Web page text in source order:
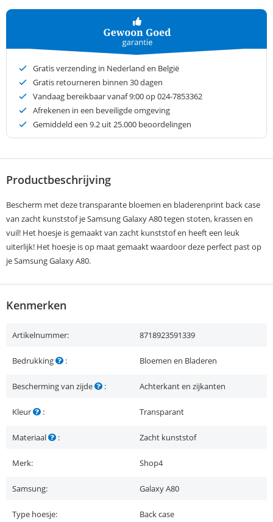
Gratis verzending in Nederland en België
Gratis retourneren binnen 30 dagen
Vandaag bereikbaar vanaf 9:00 op 024-7853362
Afrekenen in een beveiligde omgeving
Gemiddeld een 9.2 uit 25.000 beoordelingen
Productbeschrijving
Bescherm met deze transparante bloemen en bladerenprint back case
van zacht kunststof je Samsung Galaxy A80 tegen stoten, krassen en
vuil! Het hoesje is gemaakt van zacht kunststof en heeft een leuk
uiterlijk! Het hoesje is op maat gemaakt waardoor deze perfect past op
je Samsung Galaxy A80.
Kenmerken
Artikelnummer: 8718923591339
Bedrukking : Bloemen en Bladeren
Bescherming van zijde : Achterkant en zijkanten
Kleur : Transparant
Materiaal : Zacht kunststof
Merk: Shop4
Samsung: Galaxy A80
Type hoesje: Back case